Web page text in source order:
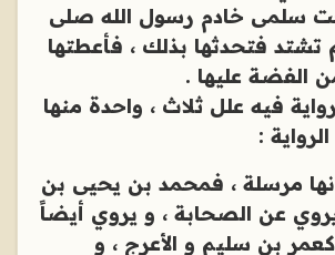
سلمى خادم رسول الله صلى
تشتد فتحدثها بذلك ، فأعطتها
الفضة عليها .
فيه علل ثلاث ، واحدة منها
:
أنها مرسلة ، فمحمد بن يحيى بن
عن الصحابة ، و يروي أيضاً
بن سليم و الأعرج ، و